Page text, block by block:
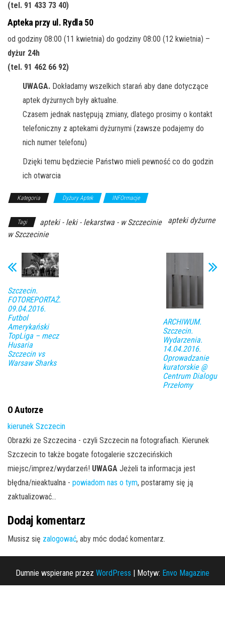
(tel. 91 433 73 40)
Apteka przy ul. Rydla 50
od godziny 08:00 (11 kwietnia) do godziny 08:00 (12 kwietnia) –
dyżur 24h
(tel. 91 462 66 92)
UWAGA. Dokładamy wszelkich starań aby dane dotyczące
aptek dyżurnych były aktualne.
Czasem jednak następują zmiany, dlatego prosimy o kontakt
telefoniczny z aptekami dyżurnymi (zawsze podajemy do
nich numer telefonu)
Dzięki temu będziecie Państwo mieli pewność co do godzin
ich otwarcia
Kategoria Dyżury Aptek INFOrmacje
Tagi apteki - leki - lekarstwa - w Szczecinie
apteki dyżurne
w Szczecinie
Szczecin.
FOTOREPORTAŻ.
09.04.2016.
Futbol
Amerykański
TopLiga – mecz
Husaria
Szczecin vs
Warsaw Sharks
ARCHIWUM.
Szczecin.
Wydarzenia.
14.04.2016.
Oprowadzanie
kuratorskie @
Centrum Dialogu
Przełomy
O Autorze
kierunek Szczecin
Obrazki ze Szczecina - czyli Szczecin na fotografiach. Kierunek
Szczecin to także bogate fotogalerie szczecińskich
miejsc/imprez/wydarzeń! UWAGA Jeżeli ta informacja jest
błędna/nieaktualna - powiadom nas o tym, postaramy się ją
zaktualizować...
Dodaj komentarz
Musisz się zalogować, aby móc dodać komentarz.
Dumnie wspierane przez WordPress | Motyw: Envo Magazine